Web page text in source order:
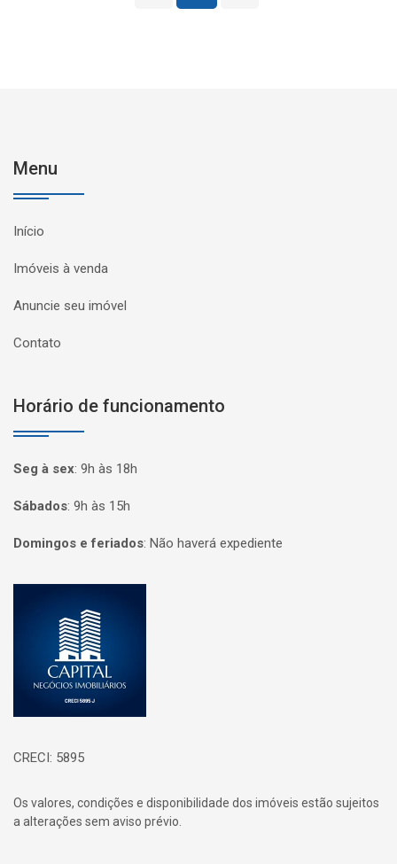
Menu
Início
Imóveis à venda
Anuncie seu imóvel
Contato
Horário de funcionamento
Seg à sex: 9h às 18h
Sábados: 9h às 15h
Domingos e feriados: Não haverá expediente
CRECI: 5895
Os valores, condições e disponibilidade dos imóveis estão sujeitos
a alterações sem aviso prévio.